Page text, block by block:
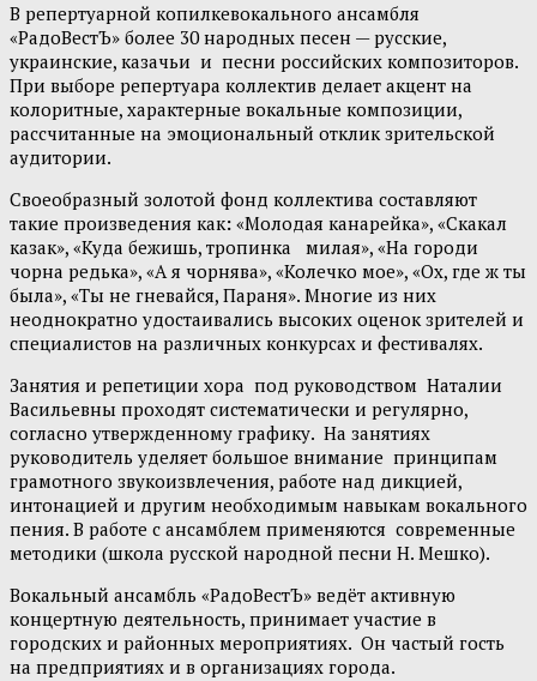
В репертуарной копилкевокального ансамбля
«РадоВестЪ» более 30 народных песен — русские,
украинские, казачьи и песни российских композиторов.
При выборе репертуара коллектив делает акцент на
колоритные, характерные вокальные композиции,
рассчитанные на эмоциональный отклик зрительской
аудитории.
Своеобразный золотой фонд коллектива составляют
такие произведения как: «Молодая канарейка», «Скакал
казак», «Куда бежишь, тропинка милая», «На городи
чорна редька», «А я чорнява», «Колечко мое», «Ох, где ж ты
была», «Ты не гневайся, Параня». Многие из них
неоднократно удостаивались высоких оценок зрителей и
специалистов на различных конкурсах и фестивалях.
Занятия и репетиции хора под руководством Наталии
Васильевны проходят систематически и регулярно,
согласно утвержденному графику. На занятиях
руководитель уделяет большое внимание принципам
грамотного звукоизвлечения, работе над дикцией,
интонацией и другим необходимым навыкам вокального
пения. В работе с ансамблем применяются современные
методики (школа русской народной песни Н. Мешко).
Вокальный ансамбль «РадоВестЪ» ведёт активную
концертную деятельность, принимает участие в
городских и районных мероприятиях. Он частый гость
на предприятиях и в организациях города.